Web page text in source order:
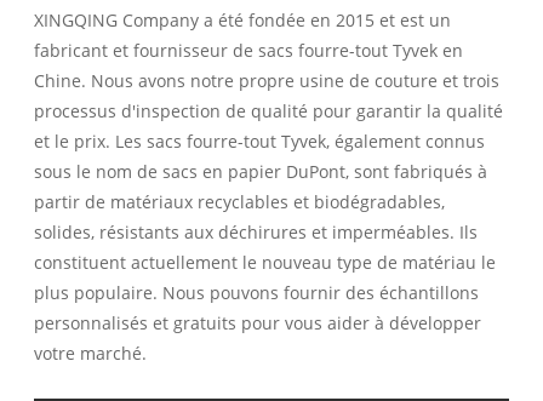
XINGQING Company a été fondée en 2015 et est un
fabricant et fournisseur de sacs fourre-tout Tyvek en
Chine. Nous avons notre propre usine de couture et trois
processus d'inspection de qualité pour garantir la qualité
et le prix. Les sacs fourre-tout Tyvek, également connus
sous le nom de sacs en papier DuPont, sont fabriqués à
partir de matériaux recyclables et biodégradables,
solides, résistants aux déchirures et imperméables. Ils
constituent actuellement le nouveau type de matériau le
plus populaire. Nous pouvons fournir des échantillons
personnalisés et gratuits pour vous aider à développer
votre marché.